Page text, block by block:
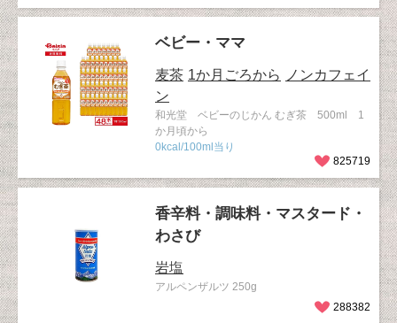
ベビー・ママ
麦茶 1か月ごろから
ノンカフェイ
ン
和光堂 ベビーのじかん むぎ茶 500ml 1
か月頃から
0kcal/100ml当り
825719
香辛料・調味料・マスタード・
わさび
岩塩
アルペンザルツ 250g
288382